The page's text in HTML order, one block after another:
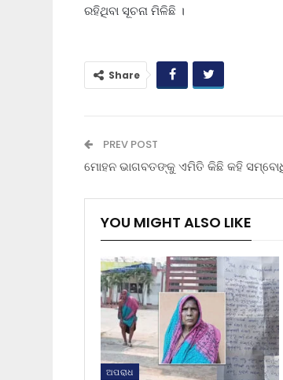
ରହିଥିବା ସୂଚନା ମିଳିଛି ।
Share
PREV POST
ମୋହନ ଭାଗବତଙ୍କୁ ଏମିତି କିଛି କହି
YOU MIGHT ALSO LIKE
ଅପରାଧ